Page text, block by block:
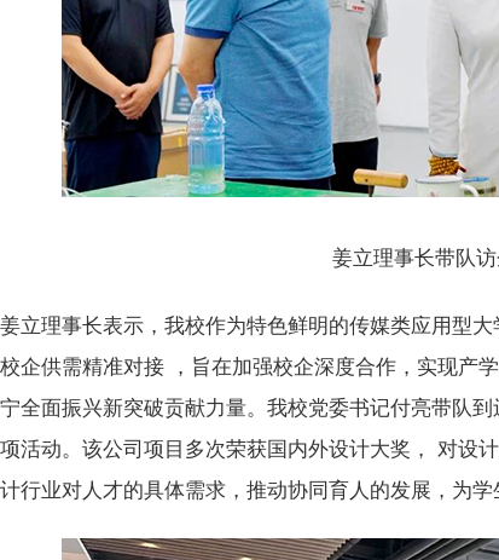
姜立理事长带队
姜立理事长表示，我校作为特色鲜明的传媒类应用型
企供需精准对接 ，旨在加强校企深度合作，实现产
全面振兴新突破贡献力量。我校党委书记付亮带队
活动。该公司项目多次荣获国内外设计大奖， 对设
行业对人才的具体需求，推动协同育人的发展，为学